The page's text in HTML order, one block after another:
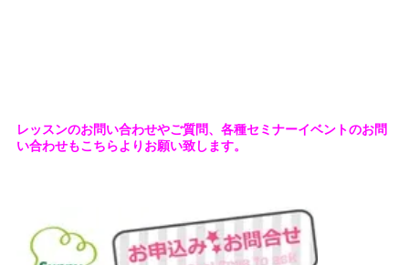
レッスンのお問い合わせやご質問、各種セミナーイベントのお問
い合わせもこちらよりお願い致します。